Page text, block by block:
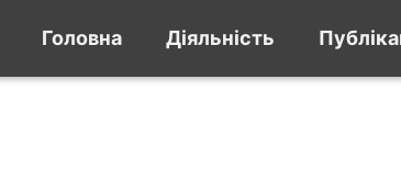
Головна Діяльність